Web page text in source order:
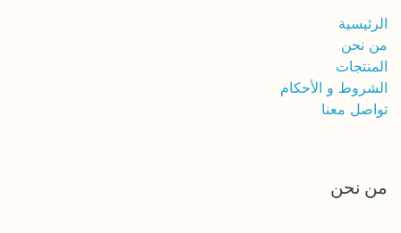
الرئيسية
من نحن
المنتجات
الشروط و الأحكام
تواصل معنا
من نحن